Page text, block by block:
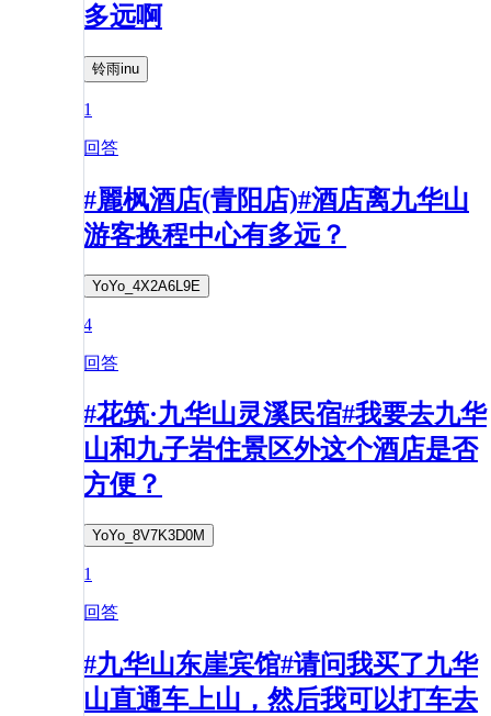
多远啊
铃雨inu
1
回答
#麗枫酒店(青阳店)#酒店离九华山
游客换程中心有多远？
YoYo_4X2A6L9E
4
回答
#花筑·九华山灵溪民宿#我要去九华
山和九子岩住景区外这个酒店是否
方便？
YoYo_8V7K3D0M
1
回答
#九华山东崖宾馆#请问我买了九华
山直通车上山，然后我可以打车去